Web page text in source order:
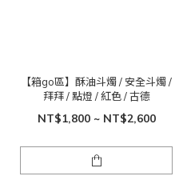
【箱go區】酥油斗燭 / 安全斗燭 /
拜拜 / 點燈 / 紅色 / 古德
NT$1,800 ~ NT$2,600